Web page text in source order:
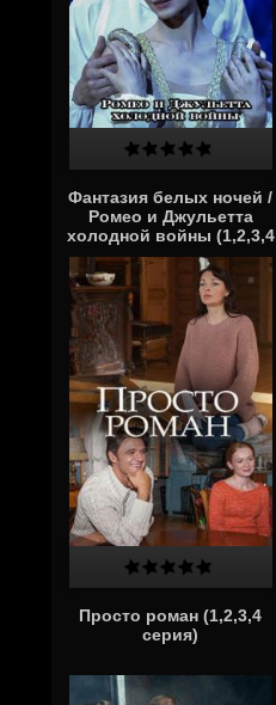
Фантазия белых ночей /
Ромео и Джульетта
холодной войны (1,2,3,4
серия)
Просто роман (1,2,3,4
серия)